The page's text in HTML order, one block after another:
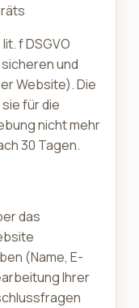
f DSGVO
und
Website). Die
für die
nicht mehr
30 Tagen.
das
(Name, E-
Ihrer